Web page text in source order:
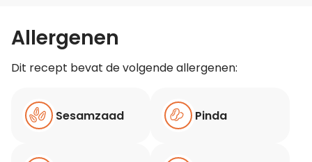
Allergenen
Dit recept bevat de volgende allergenen:
Sesamzaad Pinda